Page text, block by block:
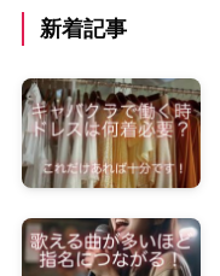
新着記事